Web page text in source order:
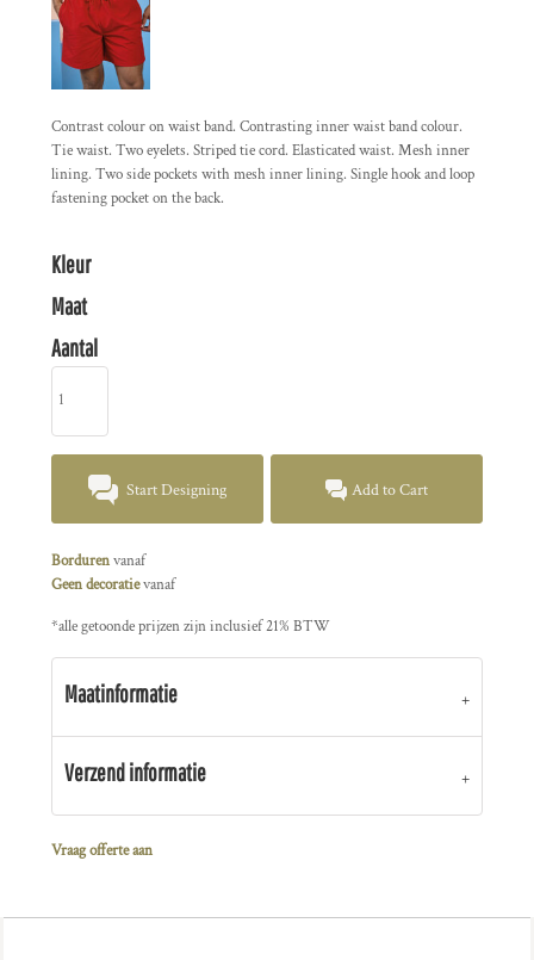
Contrast colour on waist band. Contrasting inner waist band colour.
Tie waist. Two eyelets. Striped tie cord. Elasticated waist. Mesh inner
lining. Two side pockets with mesh inner lining. Single hook and loop
fastening pocket on the back.
Kleur
Maat
Aantal
Start Designing Add to Cart
Bordurenvanaf
Geen decoratievanaf
*alle getoonde prijzen zijn inclusief 21% BTW
Maatinformatie
Verzend informatie
Vraag offerte aan